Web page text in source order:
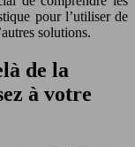
pour l’utiliser de
solutions.
de la
à votre